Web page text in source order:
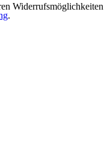
Widerrufsmöglichkeiten
.